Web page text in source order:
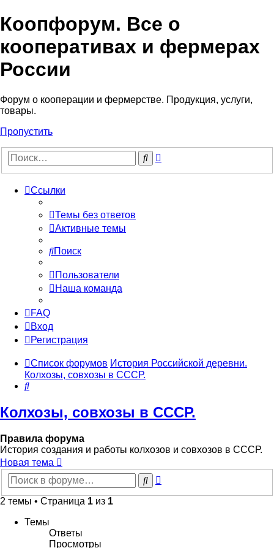
Коопфорум. Все о
кооперативах и фермерах
России
Форум о кооперации и фермерстве. Продукция, услуги,
товары.
Пропустить
Поиск
Ссылки
Темы без ответов
Активные темы
Поиск
Пользователи
Наша команда
FAQ
Вход
Регистрация
Список форумов История Российской деревни.
Колхозы, совхозы в СССР.
Поиск
Колхозы, совхозы в СССР.
Правила форума
История создания и работы колхозов и совхозов в СССР.
Новая тема
Поиск
2 темы • Страница 1 из 1
Темы
Ответы
Просмотры